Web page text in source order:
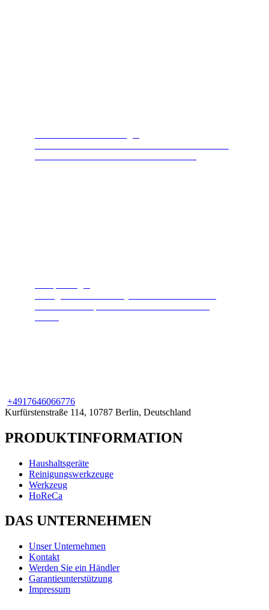
+4917646066776
Kurfürstenstraße 114, 10787 Berlin, Deutschland
PRODUKTINFORMATION
Haushaltsgeräte
Reinigungswerkzeuge
Werkzeug
HoReCa
DAS UNTERNEHMEN
Unser Unternehmen
Kontakt
Werden Sie ein Händler
Garantieunterstützung
Impressum